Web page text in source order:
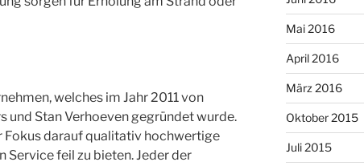
welches im Jahr 2011 von
und Stan Verhoeven gegründet wurde.
Fokus darauf qualitativ hochwertige
Service feil zu bieten. Jeder der
Mai 2016
April 2016
März 2016
Oktober 2015
Juli 2015